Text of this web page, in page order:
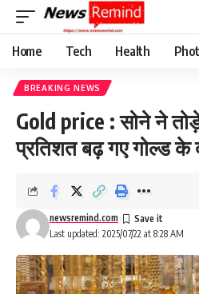
Home Tech Health
BREAKING NEWS
Gold price : सोने ने तोड़े
प्रतिशत बढ़ गए गोल्ड के
Last updated: 2025/07/22 at 8:28 AM
newsremind.com